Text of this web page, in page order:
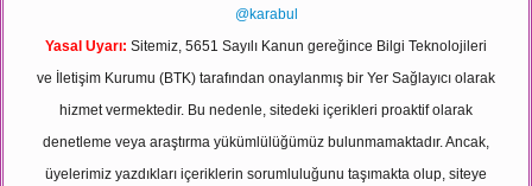
@karabul
Yasal Uyarı: Sitemiz, 5651 Sayılı Kanun gereğince Bilgi Teknolojileri
ve İletişim Kurumu (BTK) tarafından onaylanmış bir Yer Sağlayıcı olarak
hizmet vermektedir. Bu nedenle, sitedeki içerikleri proaktif olarak
denetleme veya araştırma yükümlülüğümüz bulunmamaktadır. Ancak,
üyelerimiz yazdıkları içeriklerin sorumluluğunu taşımakta olup, siteye